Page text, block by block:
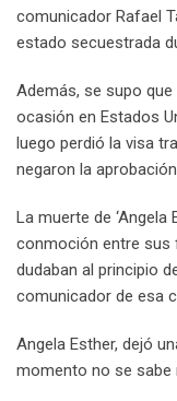
comunicador Rafael
estado secuestrada
Además, se supo
ocasión en Estados
luego perdió la visa
negaron la
La muerte de ‘Angela
conmoción entre sus
dudaban al principio
comunicador de esa
Angela Esther, dejó
momento no se sabe